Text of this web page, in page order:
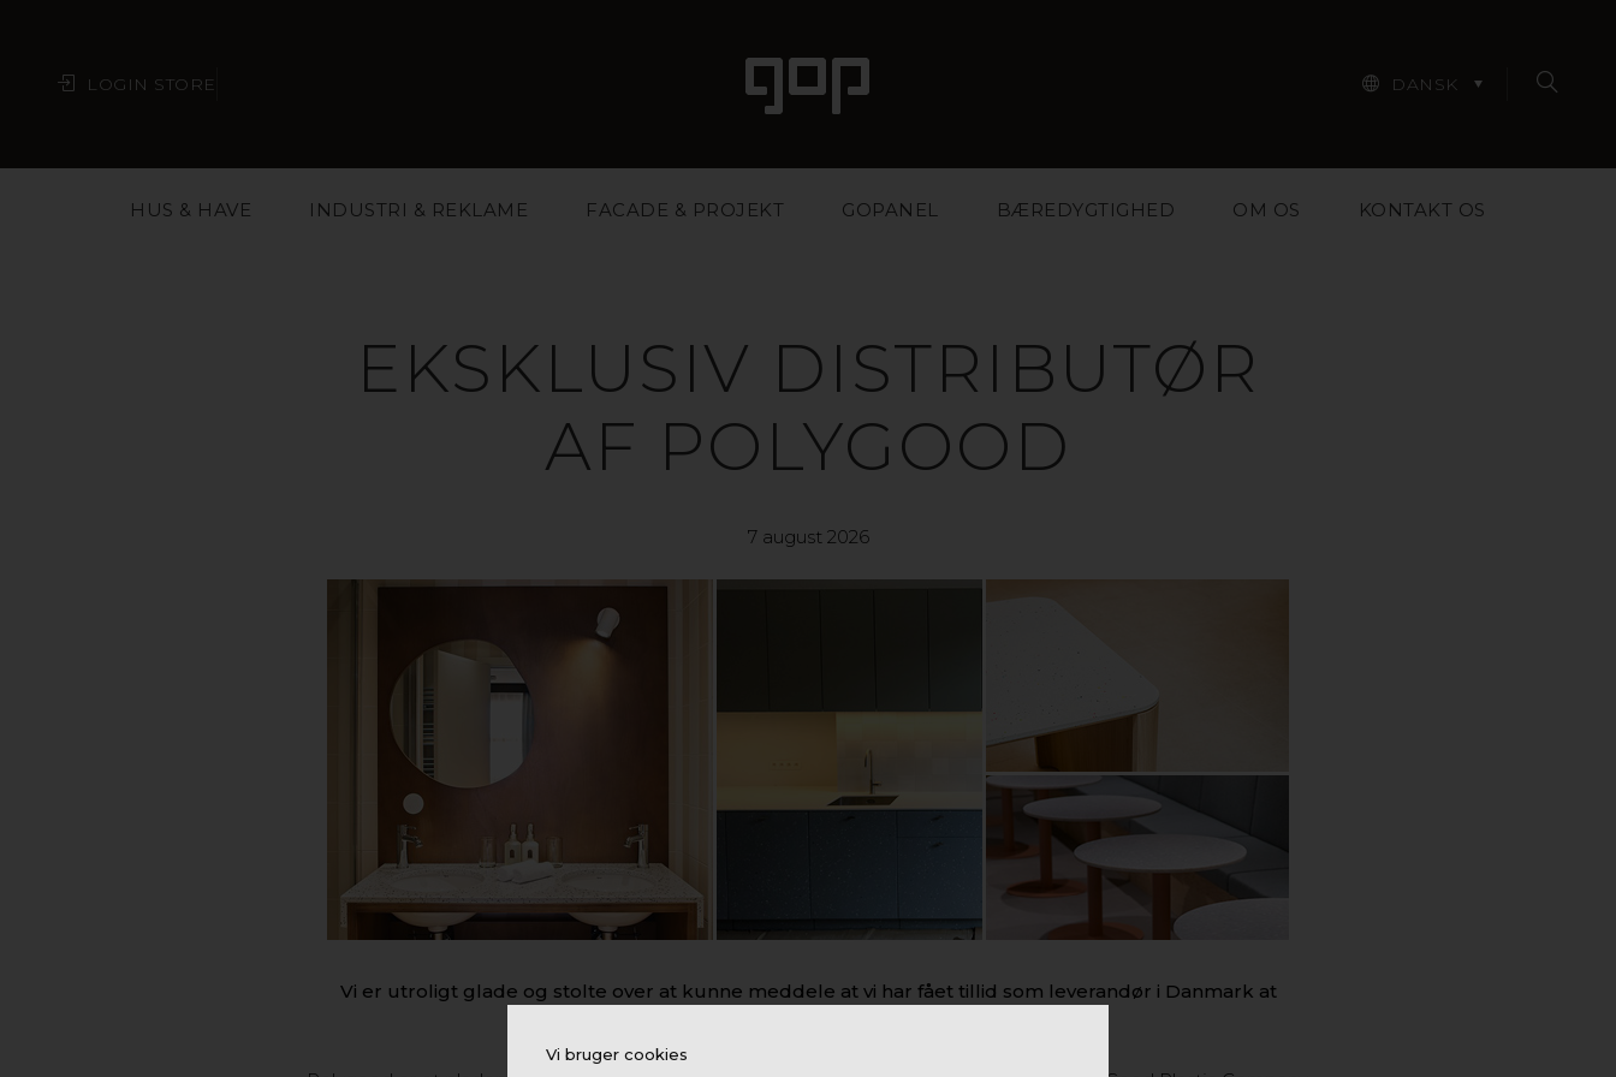
Vi bruger cookies
LOGIN STORE DANSK
HUS & HAVE INDUSTRI & REKLAME FACADE & PROJEKT GOPANEL BÆREDYGTIGHED OM OS KONTAKT OS
EKSKLUSIV DISTRIBUTØR
AF POLYGOOD
7 august 2026
Vi er utroligt glade og stolte over at kunne meddele at vi har fået tillid som leverandør i Danmark at